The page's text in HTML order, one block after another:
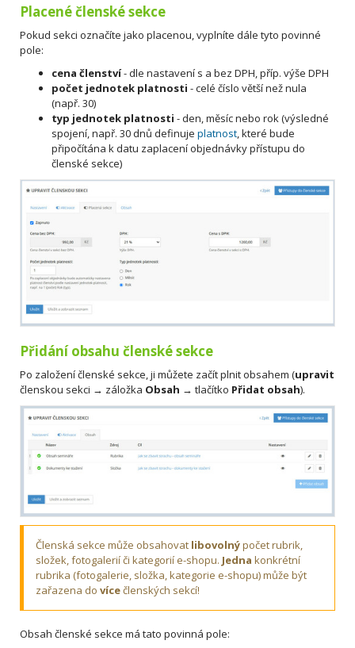
Placené členské sekce
Pokud sekci označíte jako placenou, vyplníte dále tyto povinné
pole:
cena členství- dle nastavení s a bez DPH, příp. výše DPH
počet jednotek platnosti - celé číslo větší než nula
(např. 30)
typ jednotek platnosti - den, měsíc nebo rok (výsledné
spojení, např. 30 dnů definuje platnost, které bude
připočítána k datu zaplacení objednávky přístupu do
členské sekce)
Přidání obsahu členské sekce
Po založení členské sekce, ji můžete začít plnit obsahem (upravit
členskou sekci → záložka Obsah → tlačítko Přidat obsah).
Členská sekce může obsahovat libovolnýpočet rubrik,
složek, fotogalerií či kategorií e-shopu. Jedna konkrétní
rubrika (fotogalerie, složka, kategorie e-shopu) může být
zařazena do vícečlenských sekcí!
Obsah členské sekce má tato povinná pole: